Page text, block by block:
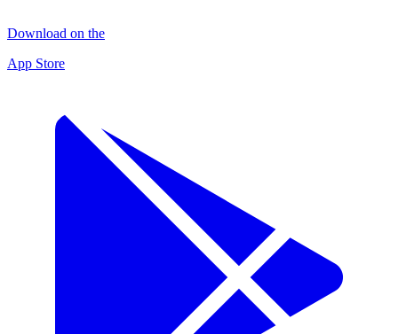
Download on the
App Store